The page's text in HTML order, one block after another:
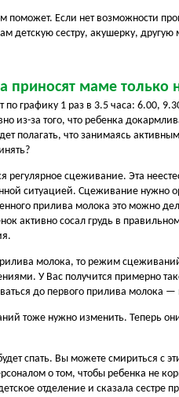
Если нет возможности
детскую сестру, акушерку,
приносят маме только
графику 1 раз в 3.5 часа: 6.00,
за того, что ребенка
полагать, что занимаясь
сцеживание. Эта
ситуацией. Сцеживание нужно
прилива молока это можно
активно сосал грудь в
молока, то режим
У Вас получится примерно
до первого прилива молока —
тоже нужно изменить. Теперь
спать. Вы можете смириться с
о том, чтобы ребенка не
отделение и сказала сестре